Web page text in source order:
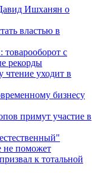
Ишханян о
властью в
с
рекорды
чтение уходит в
бизнесу
примут участие в
не поможет
к тотальной